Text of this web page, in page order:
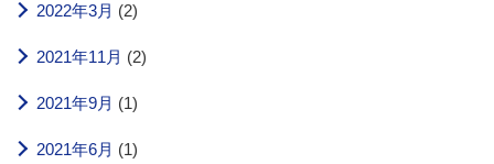
2022年3月 (2)
2021年11月 (2)
2021年9月 (1)
2021年6月 (1)